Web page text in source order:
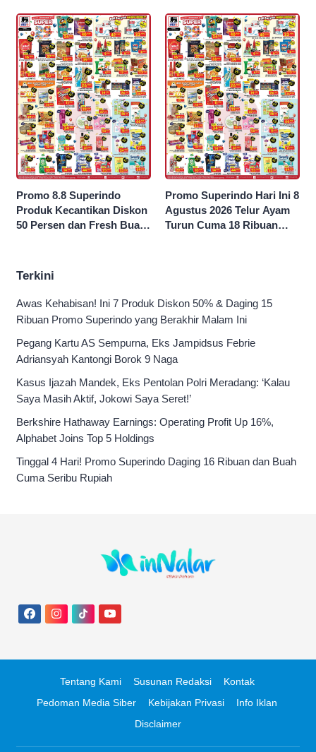
Promo 8.8 Superindo
Produk Kecantikan Diskon
50 Persen dan Fresh Buah
Promo Superindo Hari Ini 8
Agustus 2026 Telur Ayam
Turun Cuma 18 Ribuan
Terkini
Awas Kehabisan! Ini 7 Produk Diskon 50% & Daging 15
Ribuan Promo Superindo yang Berakhir Malam Ini
Pegang Kartu AS Sempurna, Eks Jampidsus Febrie
Adriansyah Kantongi Borok 9 Naga
Kasus Ijazah Mandek, Eks Pentolan Polri Meradang: ‘Kalau
Saya Masih Aktif, Jokowi Saya Seret!’
Berkshire Hathaway Earnings: Operating Profit Up 16%,
Alphabet Joins Top 5 Holdings
Tinggal 4 Hari! Promo Superindo Daging 16 Ribuan dan Buah
Cuma Seribu Rupiah
Tentang Kami Susunan Redaksi
Kontak
Pedoman Media Siber
Kebijakan Privasi
Info Iklan
Disclaimer